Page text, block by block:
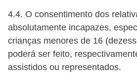
4.4. O consentimento dos
absolutamente incapazes,
crianças menores de 16
poderá ser feito,
assistidos ou representados.